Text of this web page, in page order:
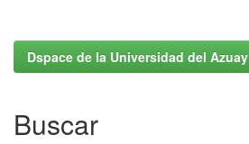
Dspace de la Universidad del Azuay
Buscar